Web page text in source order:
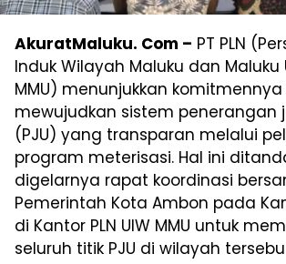
AkuratMaluku. Com – PT PLN
Induk Wilayah Maluku dan Maluku
MMU) menunjukkan
mewujudkan sistem penerangan
(PJU) yang transparan melalui
program meterisasi. Hal ini
digelarnya rapat koordinasi
Pemerintah Kota Ambon pada
di Kantor PLN UIW MMU untuk
seluruh titik PJU di wilayah